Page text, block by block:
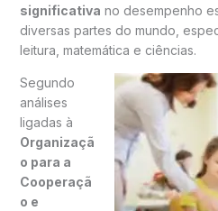
significativa no desempenho
diversas partes do mundo,
leitura, matemática e ciências.
Segundo
análises
ligadas à
Organizaçã
o para a
Cooperaçã
o e